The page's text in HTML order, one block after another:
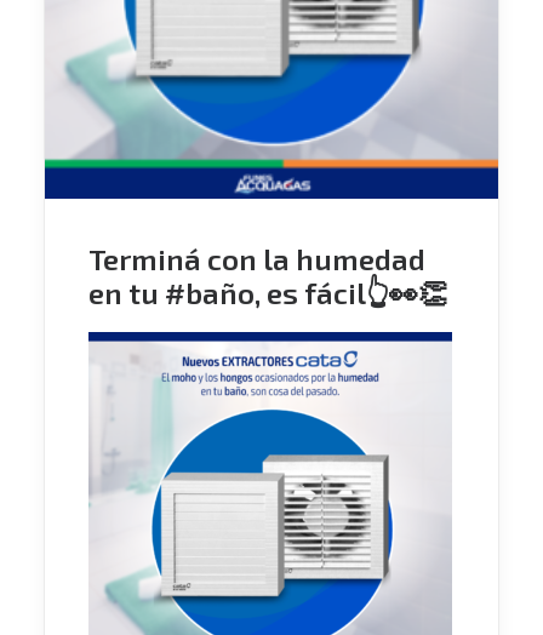
Terminá con la humedad
en tu #baño, es fácil👆👀👏